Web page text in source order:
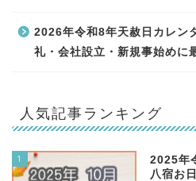
2026年令和8年天赦日カレン
礼・会社設立・新規事始めに
人気記事ランキング
1
2025年
八宿お